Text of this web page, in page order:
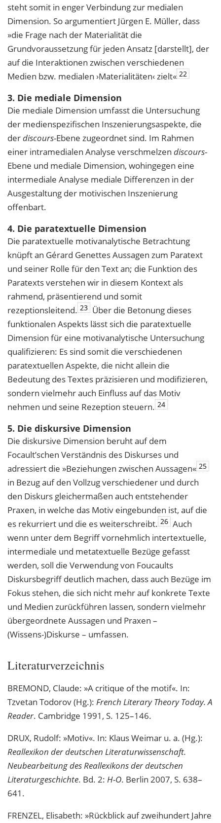
steht somit in enger Verbindung zur medialen
Dimension. So argumentiert Jürgen E. Müller, dass
»die Frage nach der Materialität die
Grundvoraussetzung für jeden Ansatz [darstellt], der
auf die Interaktionen zwischen verschiedenen
Medien bzw. medialen ›Materialitäten‹ zielt« 22
3. Die mediale Dimension
Die mediale Dimension umfasst die Untersuchung
der medienspezifischen Inszenierungsaspekte, die
derdiscours-Ebene zugeordnet sind. Im Rahmen
einer intramedialen Analyse verschmelzen discours-
Ebene und mediale Dimension, wohingegen eine
intermediale Analyse mediale Differenzen in der
Ausgestaltung der motivischen Inszenierung
offenbart.
4. Die paratextuelle Dimension
Die paratextuelle motivanalytische Betrachtung
knüpft an Gérard Genettes Aussagen zum Paratext
und seiner Rolle für den Text an; die Funktion des
Paratexts verstehen wir in diesem Kontext als
rahmend, präsentierend und somit
rezeptionsleitend. 23 Über die Betonung dieses
funktionalen Aspekts lässt sich die paratextuelle
Dimension für eine motivanalytische Untersuchung
qualifizieren: Es sind somit die verschiedenen
paratextuellen Aspekte, die nicht allein die
Bedeutung des Textes präzisieren und modifizieren,
sondern vielmehr auch Einfluss auf das Motiv
nehmen und seine Rezeption steuern. 24
5. Die diskursive Dimension
Die diskursive Dimension beruht auf dem
Focault’schen Verständnis des Diskurses und
adressiert die »Beziehungen zwischen Aussagen« 25
in Bezug auf den Vollzug verschiedener und durch
den Diskurs gleichermaßen auch entstehender
Praxen, in welche das Motiv eingebunden ist, auf die
es rekurriert und die es weiterschreibt. 26 Auch
wenn unter dem Begriff vornehmlich intertextuelle,
intermediale und metatextuelle Bezüge gefasst
werden, soll die Verwendung von Foucaults
Diskursbegriff deutlich machen, dass auch Bezüge im
Fokus stehen, die sich nicht mehr auf konkrete Texte
und Medien zurückführen lassen, sondern vielmehr
übergeordnete Aussagen und Praxen –
(Wissens-)Diskurse – umfassen.
Literaturverzeichnis
BREMOND, Claude: »A critique of the motif«. In:
Tzvetan Todorov (Hg.): French Literary Theory Today. A
Reader. Cambridge 1991, S. 125–146.
DRUX, Rudolf: »Motiv«. In: Klaus Weimar u. a. (Hg.):
Reallexikon der deutschen Literaturwissenschaft.
Neubearbeitung des Reallexikons der deutschen
Literaturgeschichte. Bd. 2: H-O. Berlin 2007, S. 638–
641.
FRENZEL, Elisabeth: »Rückblick auf zweihundert Jahre